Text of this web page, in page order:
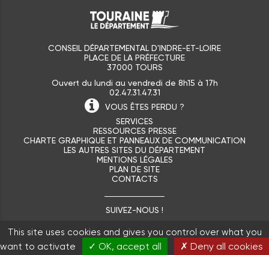
CONSEIL DÉPARTEMENTAL D'INDRE-ET-LOIRE
PLACE DE LA PRÉFECTURE
37000 TOURS
Ouvert du lundi au vendredi de 8h15 à 17h
02.47.31.47.31
VOUS ÊTES PERDU ?
SERVICES
RESSOURCES PRESSE
CHARTE GRAPHIQUE ET PANNEAUX DE COMMUNICATION
LES AUTRES SITES DU DÉPARTEMENT
MENTIONS LÉGALES
PLAN DE SITE
CONTACTS
SUIVEZ-NOUS !
This site uses cookies and gives you control over what you
want to activate
✓ OK, accept all ✗ Deny all cookies